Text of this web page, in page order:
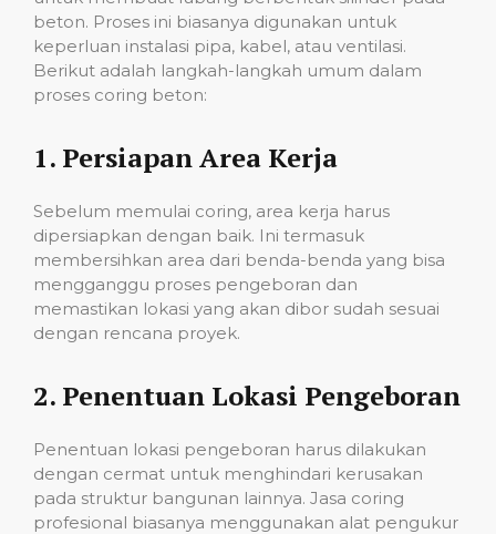
beton. Proses ini biasanya digunakan untuk
keperluan instalasi pipa, kabel, atau ventilasi.
Berikut adalah langkah-langkah umum dalam
proses coring beton:
1. Persiapan Area Kerja
Sebelum memulai coring, area kerja harus
dipersiapkan dengan baik. Ini termasuk
membersihkan area dari benda-benda yang bisa
mengganggu proses pengeboran dan
memastikan lokasi yang akan dibor sudah sesuai
dengan rencana proyek.
2. Penentuan Lokasi Pengeboran
Penentuan lokasi pengeboran harus dilakukan
dengan cermat untuk menghindari kerusakan
pada struktur bangunan lainnya. Jasa coring
profesional biasanya menggunakan alat pengukur